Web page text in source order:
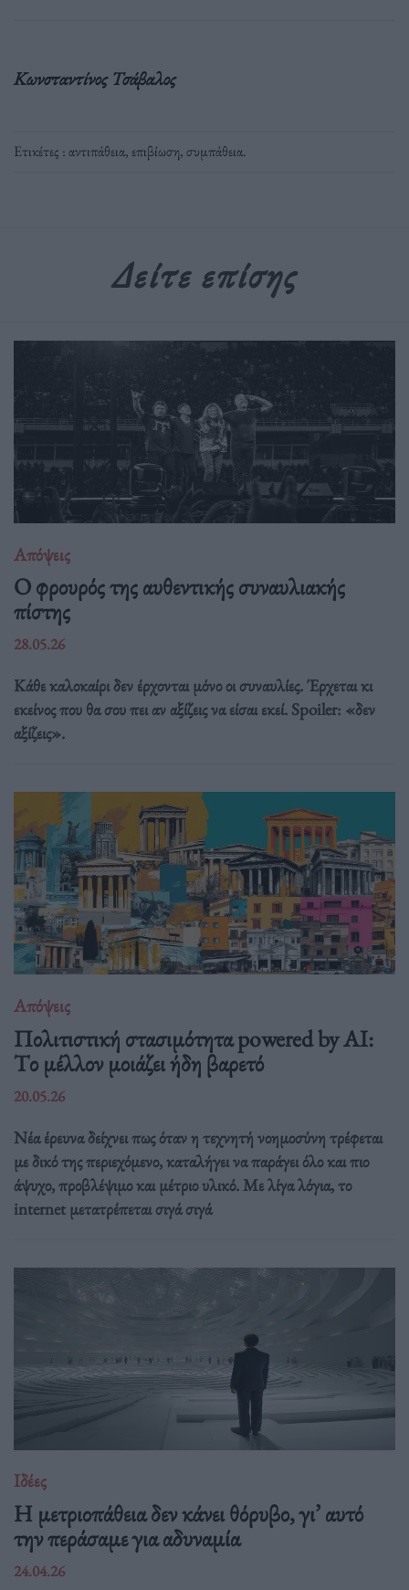
Κωνσταντίνος Τσάβαλος
Ετικέτες :αντιπάθεια, επιβίωση,συμπάθεια.
Δείτε επίσης
Απόψεις
O φρουρός της αυθεντικής συναυλιακής
πίστης
28.05.26
Κάθε καλοκαίρι δεν έρχονται μόνο οι συναυλίες. Έρχεται κι
εκείνος που θα σου πει αν αξίζεις να είσαι εκεί. Spoiler: «δεν
αξίζεις».
Απόψεις
Πολιτιστική στασιμότητα powered by AI:
Tο μέλλον μοιάζει ήδη βαρετό
20.05.26
Νέα έρευνα δείχνει πως όταν η τεχνητή νοημοσύνη τρέφεται
με δικό της περιεχόμενο, καταλήγει να παράγει όλο και πιο
άψυχο, προβλέψιμο και μέτριο υλικό. Με λίγα λόγια, το
internet μετατρέπεται σιγά σιγά
Ιδέες
Η μετριοπάθεια δεν κάνει θόρυβο, γι’ αυτό
την περάσαμε για αδυναμία
24.04.26